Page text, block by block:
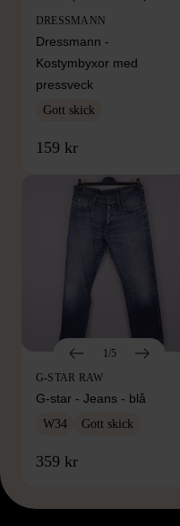
DRESSMANN
Dressmann -
Kostymbyxor med
pressveck
Gott skick
159 kr
1/5
G-STAR RAW
G-star - Jeans - blå
W34 Gott skick
359 kr